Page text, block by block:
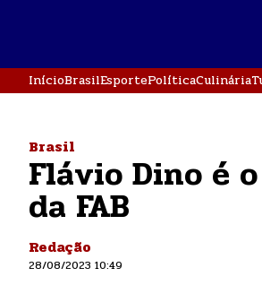
InícioBrasilEsportePolíticaCulinária
Brasil
Flávio Dino é
da FAB
Redação
28/08/2023 10:49